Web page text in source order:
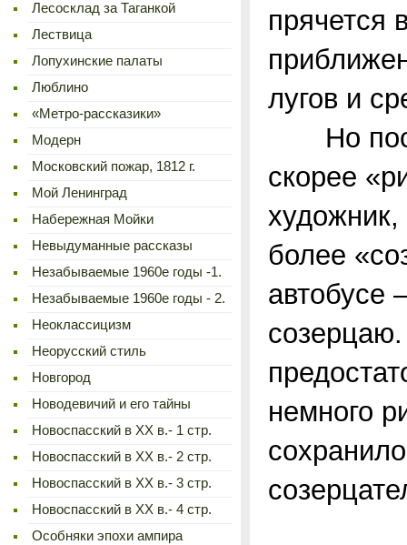
Лесосклад за Таганкой
Лествица
Лопухинские палаты
Люблино
«Метро-рассказики»
Модерн
Московский пожар, 1812 г.
Мой Ленинград
Набережная Мойки
Невыдуманные рассказы
Незабываемые 1960е годы -1.
Незабываемые 1960е годы - 2.
Неоклассицизм
Неорусский стиль
Новгород
Новодевичий и его тайны
Новоспасский в XX в.- 1 стр.
Новоспасский в XX в.- 2 стр.
Новоспасский в XX в.- 3 стр.
Новоспасский в XX в.- 4 стр.
Особняки эпохи ампира
прячется
лугов и
Но
скорее
художник,
более
автобусе
немного